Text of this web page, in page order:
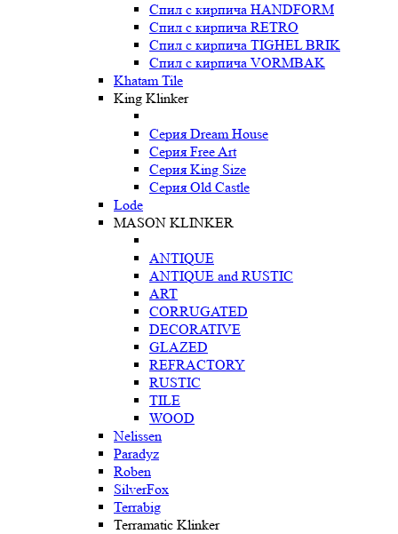
Спил с кирпича HANDFORM
Спил с кирпича RETRO
Спил с кирпича TIGHEL BRIK
Спил с кирпича VORMBAK
Khatam Tile
King Klinker
Серия Dream House
Серия Free Art
Серия King Size
Серия Old Castle
Lode
MASON KLINKER
ANTIQUE
ANTIQUE and RUSTIC
ART
CORRUGATED
DECORATIVE
GLAZED
REFRACTORY
RUSTIC
TILE
WOOD
Nelissen
Paradyz
Roben
SilverFox
Terrabig
Terramatic Klinker